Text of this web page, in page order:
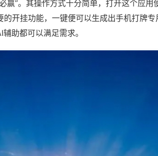
赢”。其操作方式十分简单，打开这个应用
开挂功能，一键便可以生成出手机打牌
助都可以满足需求。